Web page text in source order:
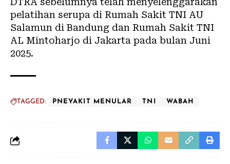
pelatihan serupa di Rumah Sakit TNI AU
Salamun di Bandung dan Rumah Sakit TNI
AL Mintoharjo di Jakarta pada bulan Juni
2025.
TAGGED: PNEYAKIT MENULAR TNI WABAH